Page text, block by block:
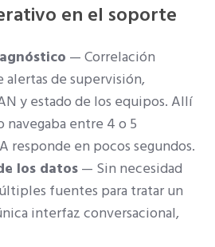
en el soporte
— Correlación
alertas de supervisión,
y estado de los equipos. Allí
entre 4 o 5
responde en pocos segundos.
los datos— Sin necesidad
fuentes para tratar un
interfaz conversacional,